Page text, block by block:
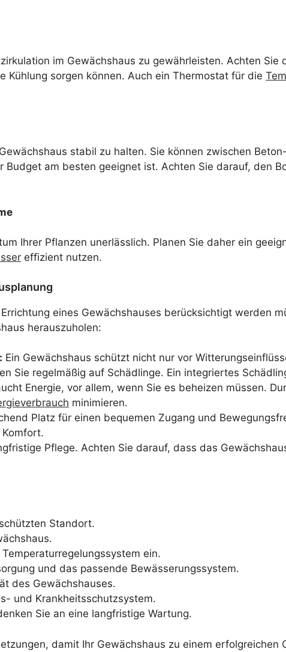
im Gewächshaus zu gewährleisten. Achten Sie
Kühlung sorgen können. Auch ein Thermostat für die
stabil zu halten. Sie können zwischen
Budget am besten geeignet ist. Achten Sie darauf, den
Ihrer Pflanzen unerlässlich. Planen Sie daher ein
effizient nutzen.
eines Gewächshauses berücksichtigt werden
herauszuholen:
Ein Gewächshaus schützt nicht nur vor
Sie regelmäßig auf Schädlinge. Ein integriertes
Energie, vor allem, wenn Sie es beheizen müssen.
minimieren.
Platz für einen bequemen Zugang und
Pflege. Achten Sie darauf, dass das
Standort.
ein.
und das passende Bewässerungssystem.
des Gewächshauses.
und Krankheitsschutzsystem.
Sie an eine langfristige Wartung.
damit Ihr Gewächshaus zu einem erfolgreichen